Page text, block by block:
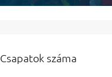
Csapatok száma